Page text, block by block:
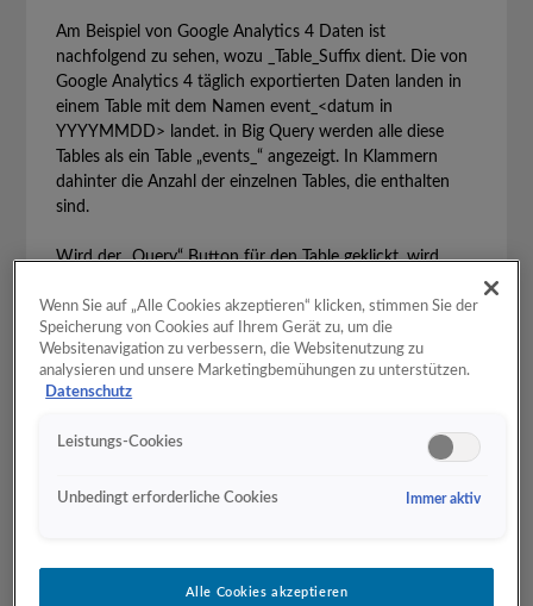
Am Beispiel von Google Analytics 4 Daten ist
nachfolgend zu sehen, wozu _Table_Suffix dient. Die von
Google Analytics 4 täglich exportierten Daten landen in
einem Table mit dem Namen event_<datum in
YYYYMMDD> landet. in Big Query werden alle diese
Tables als ein Table „events_“ angezeigt. In Klammern
dahinter die Anzahl der einzelnen Tables, die enthalten
sind.
Wird der „Query“ Button für den Table geklickt, wird
Wenn Sie auf „Alle Cookies akzeptieren“ klicken, stimmen Sie der
Speicherung von Cookies auf Ihrem Gerät zu, um die
Websitenavigation zu verbessern, die Websitenutzung zu
analysieren und unsere Marketingbemühungen zu unterstützen.
Datenschutz
Leistungs-Cookies
Unbedingt erforderliche Cookies Immer aktiv
Alle Cookies akzeptieren